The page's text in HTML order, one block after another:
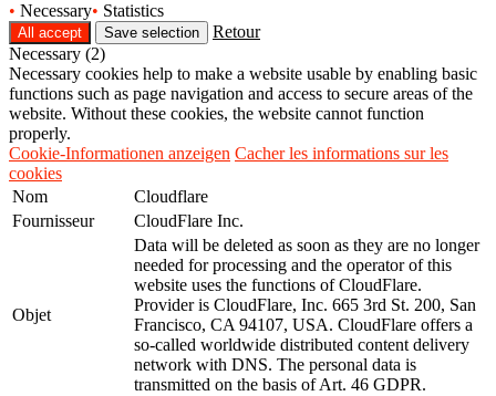
• Necessary• Statistics
Retour
Necessary (2)
Necessary cookies help to make a website usable by enabling basic
functions such as page navigation and access to secure areas of the
website. Without these cookies, the website cannot function
properly.
Cookie-Informationen anzeigen Cacher les informations sur les
cookies
Nom
Cloudflare
Fournisseur
CloudFlare Inc.
Objet
Data will be deleted as soon as they are no longer
needed for processing and the operator of this
website uses the functions of CloudFlare.
Provider is CloudFlare, Inc. 665 3rd St. 200, San
Francisco, CA 94107, USA. CloudFlare offers a
so-called worldwide distributed content delivery
network with DNS. The personal data is
transmitted on the basis of Art. 46 GDPR.